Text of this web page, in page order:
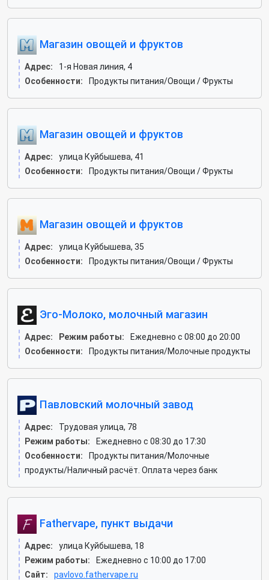
Магазин овощей и фруктов
Адрес:
1-я Новая линия, 4
Особенности:
Продукты питания/Овощи / Фрукты
Магазин овощей и фруктов
Адрес:
улица Куйбышева, 41
Особенности:
Продукты питания/Овощи / Фрукты
Магазин овощей и фруктов
Адрес:
улица Куйбышева, 35
Особенности:
Продукты питания/Овощи / Фрукты
Эго-Молоко, молочный магазин
Адрес: Режим работы:
Ежедневно с 08:00 до 20:00
Особенности:
Продукты питания/Молочные продукты
Павловский молочный завод
Адрес:
Трудовая улица, 78
Режим работы:
Ежедневно с 08:30 до 17:30
Особенности:
Продукты питания/Молочные
продукты/Наличный расчёт. Оплата через банк
Fathervape, пункт выдачи
Адрес:
улица Куйбышева, 18
Режим работы:
Ежедневно с 10:00 до 17:00
Сайт:
pavlovo.fathervape.ru